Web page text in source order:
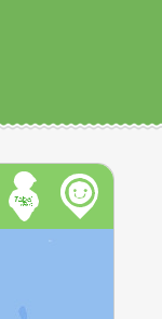
可能有網路